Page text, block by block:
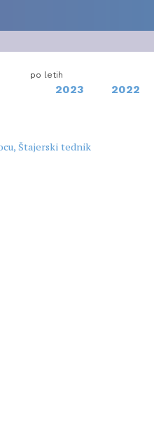
po letih
2023 2022
Štajerski tednik